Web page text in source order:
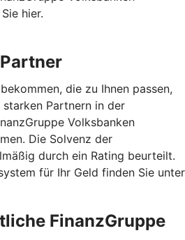
hier.
die zu Ihnen passen,
Partnern in der
Volksbanken
Die Solvenz der
durch ein Rating beurteilt.
für Ihr Geld finden Sie unter
FinanzGruppe